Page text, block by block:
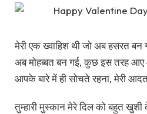
मेरी एक ख्वाहिश थी जो अब हसरत बन
अब मोहब्बत बन गई, कुछ इस तरह आए
आपके बारे में ही सोचते रहना, मेरी
तुम्हारी मुस्कान मेरे दिल को बहुत खुशी